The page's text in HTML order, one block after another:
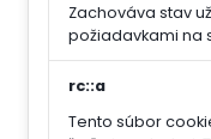
Zachováva stav
požiadavkami na
rc::a
Tento súbor